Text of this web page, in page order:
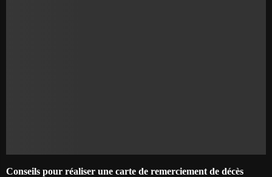
Conseils pour réaliser une carte de remerciement de décès